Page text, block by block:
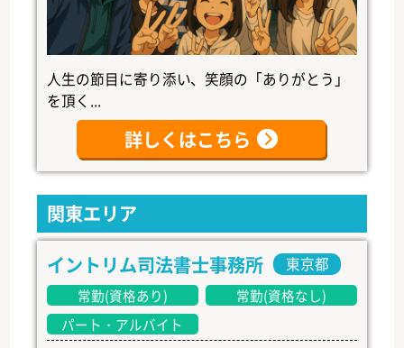
人生の節目に寄り添い、笑顔の「ありがとう」
を頂く...
詳しくはこちら
関東エリア
イントリム司法書士事務所
東京都
常勤(資格あり)
常勤(資格なし)
パート・アルバイト